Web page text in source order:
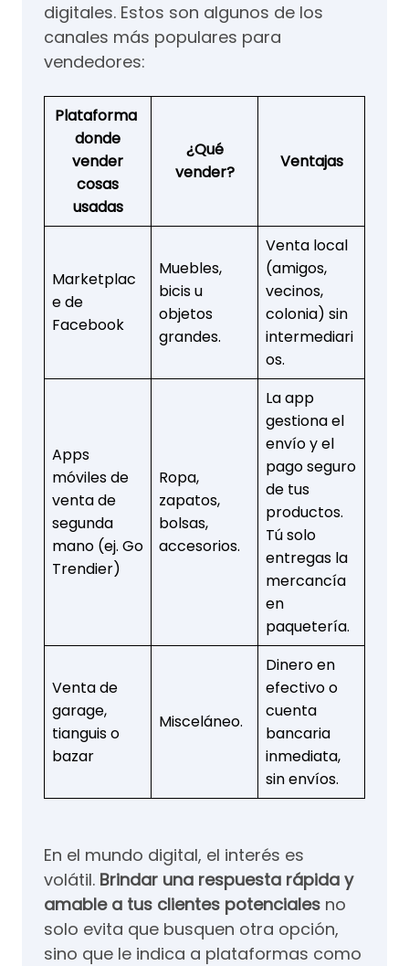
digitales. Estos son algunos de los
canales más populares para
vendedores:
Plataforma
donde
vender
cosas
usadas
¿Qué
vender?
Ventajas
Marketplac
e de
Facebook
Muebles,
bicis u
objetos
grandes.
Venta local
(amigos,
vecinos,
colonia) sin
intermediari
os.
Apps
móviles de
venta de
segunda
mano (ej. Go
Trendier)
Ropa,
zapatos,
bolsas,
accesorios.
La app
gestiona el
envío y el
pago seguro
de tus
productos.
Tú solo
entregas la
mercancía
en
paquetería.
Venta de
garage,
tianguis o
bazar
Misceláneo.
Dinero en
efectivo o
cuenta
bancaria
inmediata,
sin envíos.
En el mundo digital, el interés es
volátil. Brindar una respuesta rápida y
amable a tus clientes potenciales no
solo evita que busquen otra opción,
sino que le indica a plataformas como